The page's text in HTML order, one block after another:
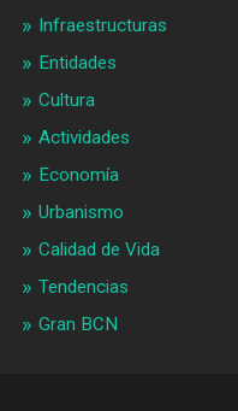
Infraestructuras
Entidades
Cultura
Actividades
Economía
Urbanismo
Calidad de Vida
Tendencias
Gran BCN